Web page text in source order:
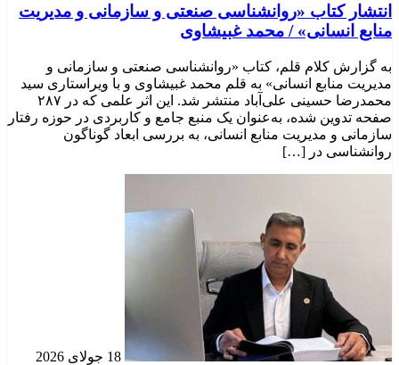
انتشار کتاب «روانشناسی صنعتی و سازمانی و مدیریت
منابع انسانی» / محمد غبیشاوی
به گزارش کلام قلم، کتاب «روانشناسی صنعتی و سازمانی و
مدیریت منابع انسانی» به قلم محمد غبیشاوی و با ویراستاری سید
محمدرضا حسینی علی‌آباد منتشر شد. این اثر علمی که در ۲۸۷
صفحه تدوین شده، به‌عنوان یک منبع جامع و کاربردی در حوزه رفتار
سازمانی و مدیریت منابع انسانی، به بررسی ابعاد گوناگون
روانشناسی در […]
18 جولای 2026